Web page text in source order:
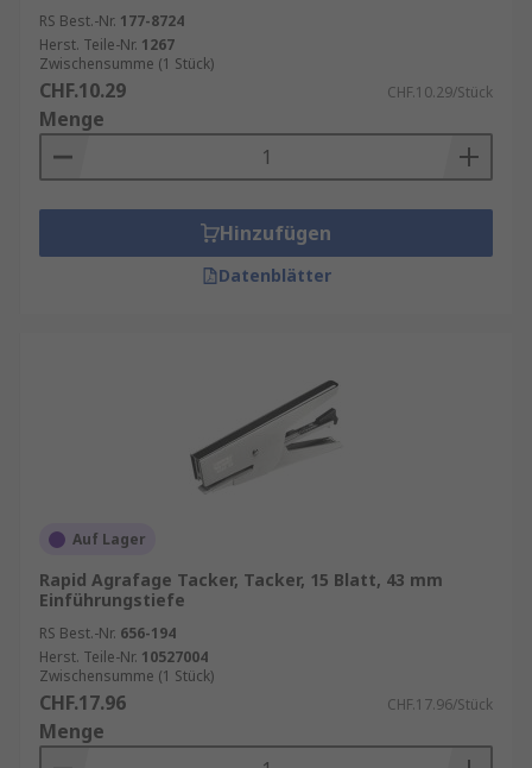
RS Best.-Nr. 177-8724
Herst. Teile-Nr. 1267
Zwischensumme (1 Stück)
CHF.10.29 CHF.10.29/Stück
Menge
Hinzufügen
Datenblätter
Auf Lager
Rapid Agrafage Tacker, Tacker, 15 Blatt, 43 mm
Einführungstiefe
RS Best.-Nr. 656-194
Herst. Teile-Nr. 10527004
Zwischensumme (1 Stück)
CHF.17.96 CHF.17.96/Stück
Menge